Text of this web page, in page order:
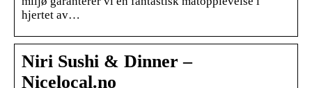
hjertet av…
Niri Sushi & Dinner –
Nicelocal.no